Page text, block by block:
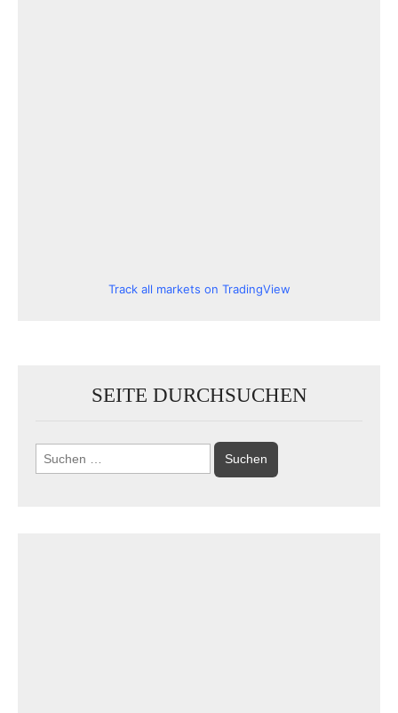
Track all markets on TradingView
SEITE DURCHSUCHEN
Suchen
nach: